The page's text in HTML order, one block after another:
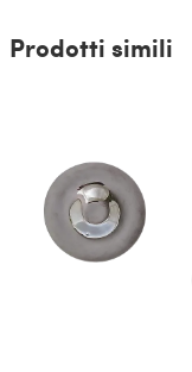
Prodotti simili